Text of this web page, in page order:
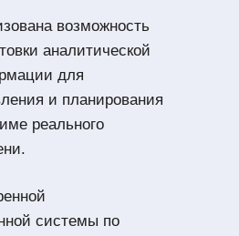
возможность
аналитической
для
и планирования
реального
системы по